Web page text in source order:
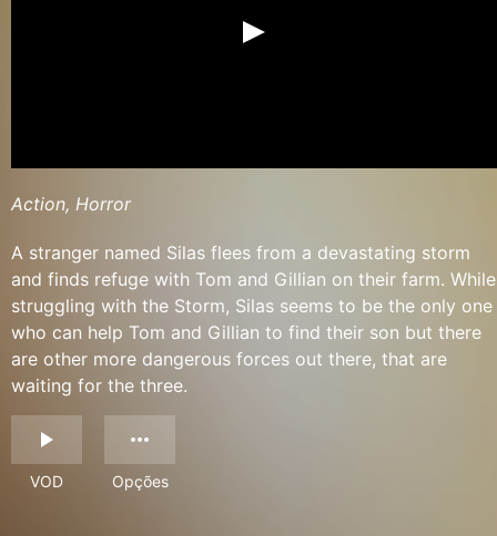
Action, Horror
A stranger named Silas flees from a devastating storm
and finds refuge with Tom and Gillian on their farm. While
struggling with the Storm, Silas seems to be the only one
who can help Tom and Gillian to find their son but there
are other more dangerous forces out there, that are
waiting for the three.
VOD Opções